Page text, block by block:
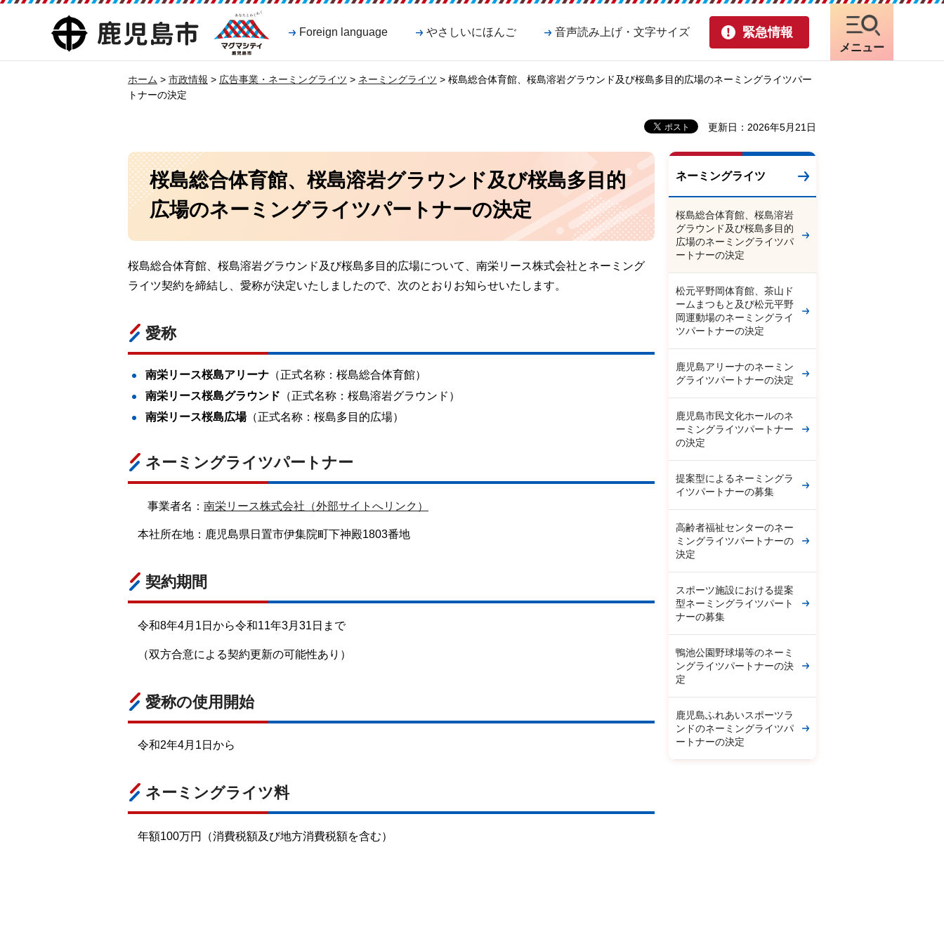
鹿児島市
マグマシティ
鹿児島市
Foreign language やさしいにほんご 音声読み上げ・文字サイズ 緊急情報
メニュー
ホーム > 市政情報 > 広告事業・ネーミングライツ > ネーミングライツ > 桜島総合体育館、桜島溶岩グラウンド及び桜島多目的広場のネーミングライツパー
トナーの決定
更新日：2026年5月21日
桜島総合体育館、桜島溶岩グラウンド及び桜島多目的
広場のネーミングライツパートナーの決定
桜島総合体育館、桜島溶岩グラウンド及び桜島多目的広場について、南栄リース株式会社とネーミング
ライツ契約を締結し、愛称が決定いたしましたので、次のとおりお知らせいたします。
愛称
南栄リース桜島アリーナ （正式名称：桜島総合体育館）
南栄リース桜島グラウンド （正式名称：桜島溶岩グラウンド）
南栄リース桜島広場（正式名称：桜島多目的広場）
ネーミングライツパートナー
事業者名： 南栄リース株式会社（外部サイトへリンク）
本社所在地：鹿児島県日置市伊集院町下神殿1803番地
契約期間
令和8年4月1日から令和11年3月31日まで
（双方合意による契約更新の可能性あり）
愛称の使用開始
令和2年4月1日から
ネーミングライツ料
年額100万円（消費税額及び地方消費税額を含む）
ネーミングライツ
桜島総合体育館、桜島溶岩
グラウンド及び桜島多目的
広場のネーミングライツパ
ートナーの決定
松元平野岡体育館、茶山ド
ームまつもと及び松元平野
岡運動場のネーミングライ
ツパートナーの決定
鹿児島アリーナのネーミン
グライツパートナーの決定
鹿児島市民文化ホールのネ
ーミングライツパートナー
の決定
提案型によるネーミングラ
イツパートナーの募集
高齢者福祉センターのネー
ミングライツパートナーの
決定
スポーツ施設における提案
型ネーミングライツパート
ナーの募集
鴨池公園野球場等のネーミ
ングライツパートナーの決
定
鹿児島ふれあいスポーツラ
ンドのネーミングライツパ
ートナーの決定